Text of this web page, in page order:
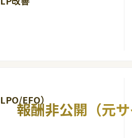
的としたWebサイトにおける、CVRを大幅に改
EFO）
的としたWebサイトにおける、CVRを大幅に改
報酬非公開（元サ